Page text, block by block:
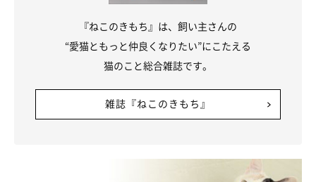
『ねこのきもち』は、飼い主さんの
“愛猫ともっと仲良くなりたい”にこたえる
猫のこと総合雑誌です。
雑誌『ねこのきもち』